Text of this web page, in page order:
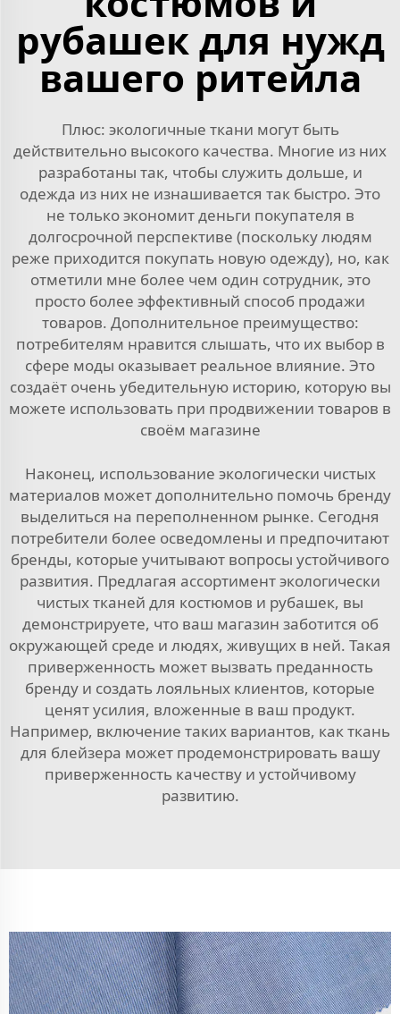
рубашек для нужд
вашего ритейла
Плюс: экологичные ткани могут быть
действительно высокого качества. Многие из них
разработаны так, чтобы служить дольше, и
одежда из них не изнашивается так быстро. Это
не только экономит деньги покупателя в
долгосрочной перспективе (поскольку людям
реже приходится покупать новую одежду), но, как
отметили мне более чем один сотрудник, это
просто более эффективный способ продажи
товаров. Дополнительное преимущество:
потребителям нравится слышать, что их выбор в
сфере моды оказывает реальное влияние. Это
создаёт очень убедительную историю, которую вы
можете использовать при продвижении товаров в
своём магазине
Наконец, использование экологически чистых
материалов может дополнительно помочь бренду
выделиться на переполненном рынке. Сегодня
потребители более осведомлены и предпочитают
бренды, которые учитывают вопросы устойчивого
развития. Предлагая ассортимент экологически
чистых тканей для костюмов и рубашек, вы
демонстрируете, что ваш магазин заботится об
окружающей среде и людях, живущих в ней. Такая
приверженность может вызвать преданность
бренду и создать лояльных клиентов, которые
ценят усилия, вложенные в ваш продукт.
Например, включение таких вариантов, какткань
для блейзера может продемонстрировать вашу
приверженность качеству и устойчивому
развитию.